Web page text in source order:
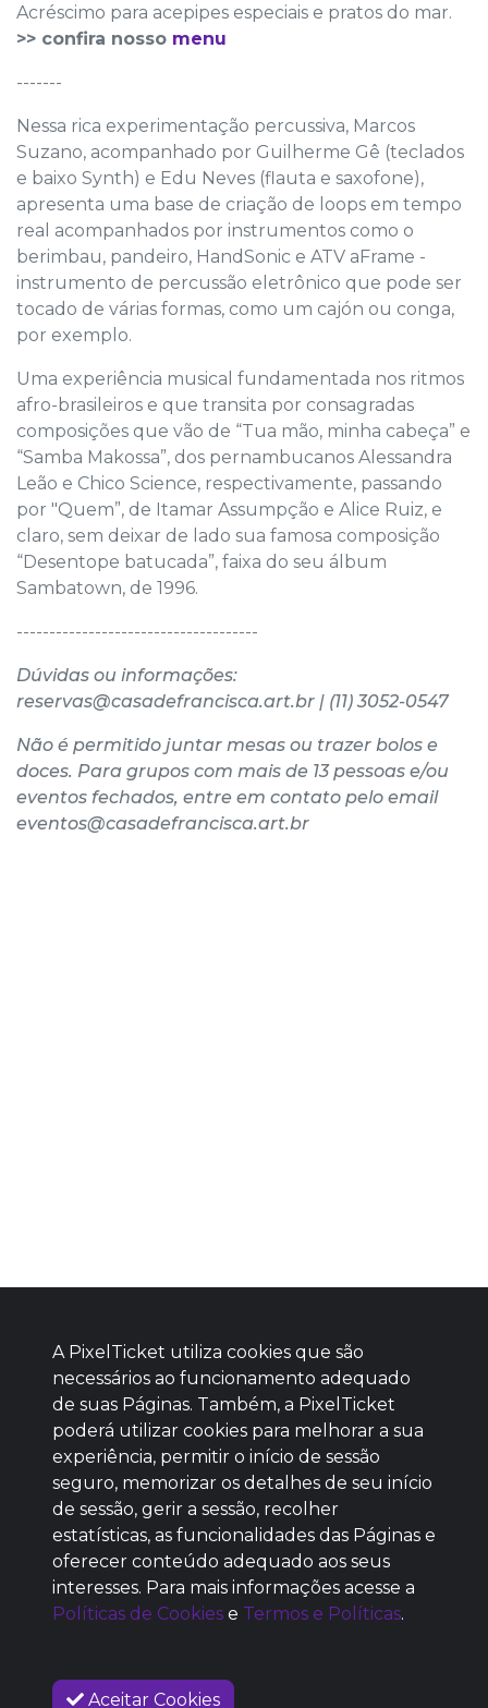
Acréscimo para acepipes especiais e pratos do mar.
>> confira nosso menu
-------
Nessa rica experimentação percussiva, Marcos
Suzano, acompanhado por Guilherme Gê (teclados
e baixo Synth) e Edu Neves (flauta e saxofone),
apresenta uma base de criação de loops em tempo
real acompanhados por instrumentos como o
berimbau, pandeiro, HandSonic e ATV aFrame -
instrumento de percussão eletrônico que pode ser
tocado de várias formas, como um cajón ou conga,
por exemplo.
Uma experiência musical fundamentada nos ritmos
afro-brasileiros e que transita por consagradas
composições que vão de “Tua mão, minha cabeça” e
“Samba Makossa”, dos pernambucanos Alessandra
Leão e Chico Science, respectivamente, passando
por "Quem”, de Itamar Assumpção e Alice Ruiz, e
claro, sem deixar de lado sua famosa composição
“Desentope batucada”, faixa do seu álbum
Sambatown, de 1996.
-------------------------------------
Dúvidas ou informações:
reservas@casadefrancisca.art.br | (11) 3052-0547
Não é permitido juntar mesas ou trazer bolos e
doces. Para grupos com mais de 13 pessoas e/ou
eventos fechados, entre em contato pelo email
eventos@casadefrancisca.art.br
Baixe agora nosso app
SEM REPUTAÇÃO
DEFINIDA
A PixelTicket utiliza cookies que são
necessários ao funcionamento adequado
de suas Páginas. Também, a PixelTicket
poderá utilizar cookies para melhorar a sua
experiência, permitir o início de sessão
seguro, memorizar os detalhes de seu início
de sessão, gerir a sessão, recolher
estatísticas, as funcionalidades das Páginas e
oferecer conteúdo adequado aos seus
interesses. Para mais informações acesse a
Políticas de Cookies e Termos e Políticas.
Aceitar Cookies